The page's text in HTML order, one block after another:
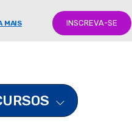
MAIS INSCREVA-SE